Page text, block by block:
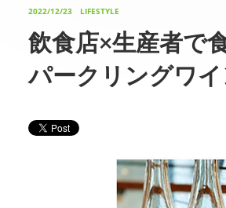
2022/12/23 LIFESTYLE
飲食店×生産者で
パークリングワ